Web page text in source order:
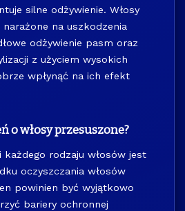
silne odżywienie. Włosy
narażone na uszkodzenia
odżywienie pasm oraz
z użyciem wysokich
wpłynąć na ich efekt
o włosy przesuszone?
każdego rodzaju włosów jest
oczyszczania włosów
powinien być wyjątkowo
bariery ochronnej